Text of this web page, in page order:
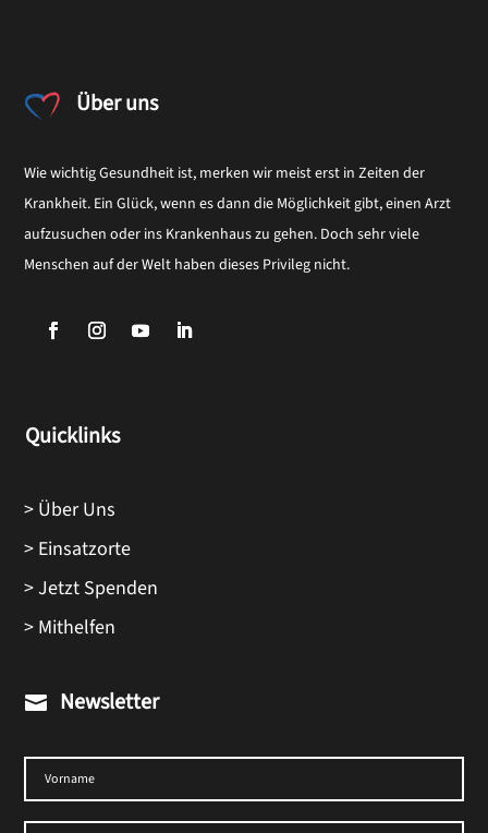
Über uns
Wie wichtig Gesundheit ist, merken wir meist erst in Zeiten der
Krankheit. Ein Glück, wenn es dann die Möglichkeit gibt, einen Arzt
aufzusuchen oder ins Krankenhaus zu gehen. Doch sehr viele
Menschen auf der Welt haben dieses Privileg nicht.
Quicklinks
> Über Uns
> Einsatzorte
> Jetzt Spenden
> Mithelfen
 Newsletter